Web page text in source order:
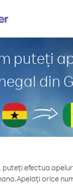
puteți
din
puteți efectua
Apelați orice